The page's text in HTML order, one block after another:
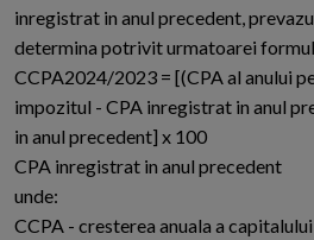
inregistrat in anul precedent,
determina potrivit urmatoarei
CCPA2024/2023 = [(CPA al anului
impozitul - CPA inregistrat in anul
in anul precedent] x 100
CPA inregistrat in anul precedent
unde:
CCPA - cresterea anuala a